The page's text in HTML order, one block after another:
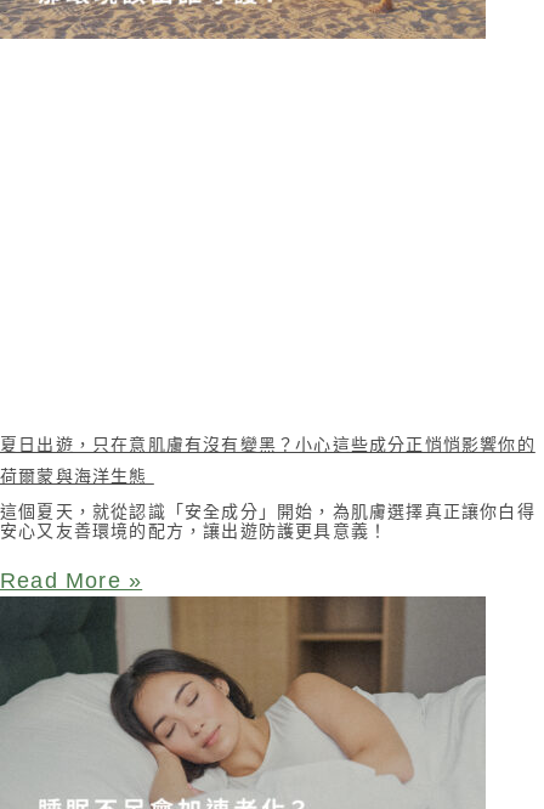
夏日出遊，只在意肌膚有沒有變黑？小心這些成分正悄悄影響你的
荷爾蒙與海洋生態
這個夏天，就從認識「安全成分」開始，為肌膚選擇真正讓你白得
安心又友善環境的配方，讓出遊防護更具意義！
Read More »